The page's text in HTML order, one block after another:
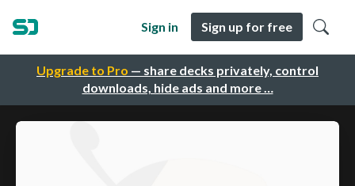
Upgrade to Pro — share decks privately, control
downloads, hide ads and more …
Sign in Sign up for free